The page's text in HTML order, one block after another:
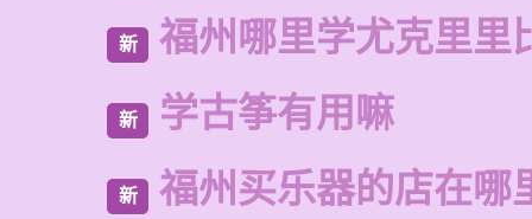
新 福州哪里学尤克里里
新 学古筝有用嘛
新 福州买乐器的店在哪